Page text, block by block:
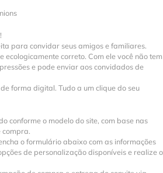
para convidar seus amigos e familiares.
ecologicamente correto. Com ele você não tem
e pode enviar aos convidados de
forma digital. Tudo a um clique do seu
conforme o modelo do site, com base nas
compra.
o formulário abaixo com as informações
de personalização disponíveis e realize o